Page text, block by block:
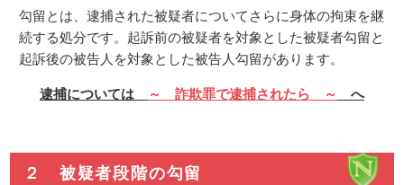
勾留とは、逮捕された被疑者についてさらに身体の拘束を継
続する処分です。起訴前の被疑者を対象とした被疑者勾留と
起訴後の被告人を対象とした被告人勾留があります。
逮捕については ～ 詐欺罪で逮捕されたら ～ へ
２ 被疑者段階の勾留